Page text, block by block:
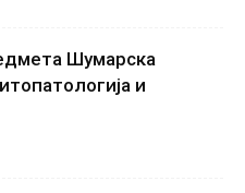
Шумарска
и